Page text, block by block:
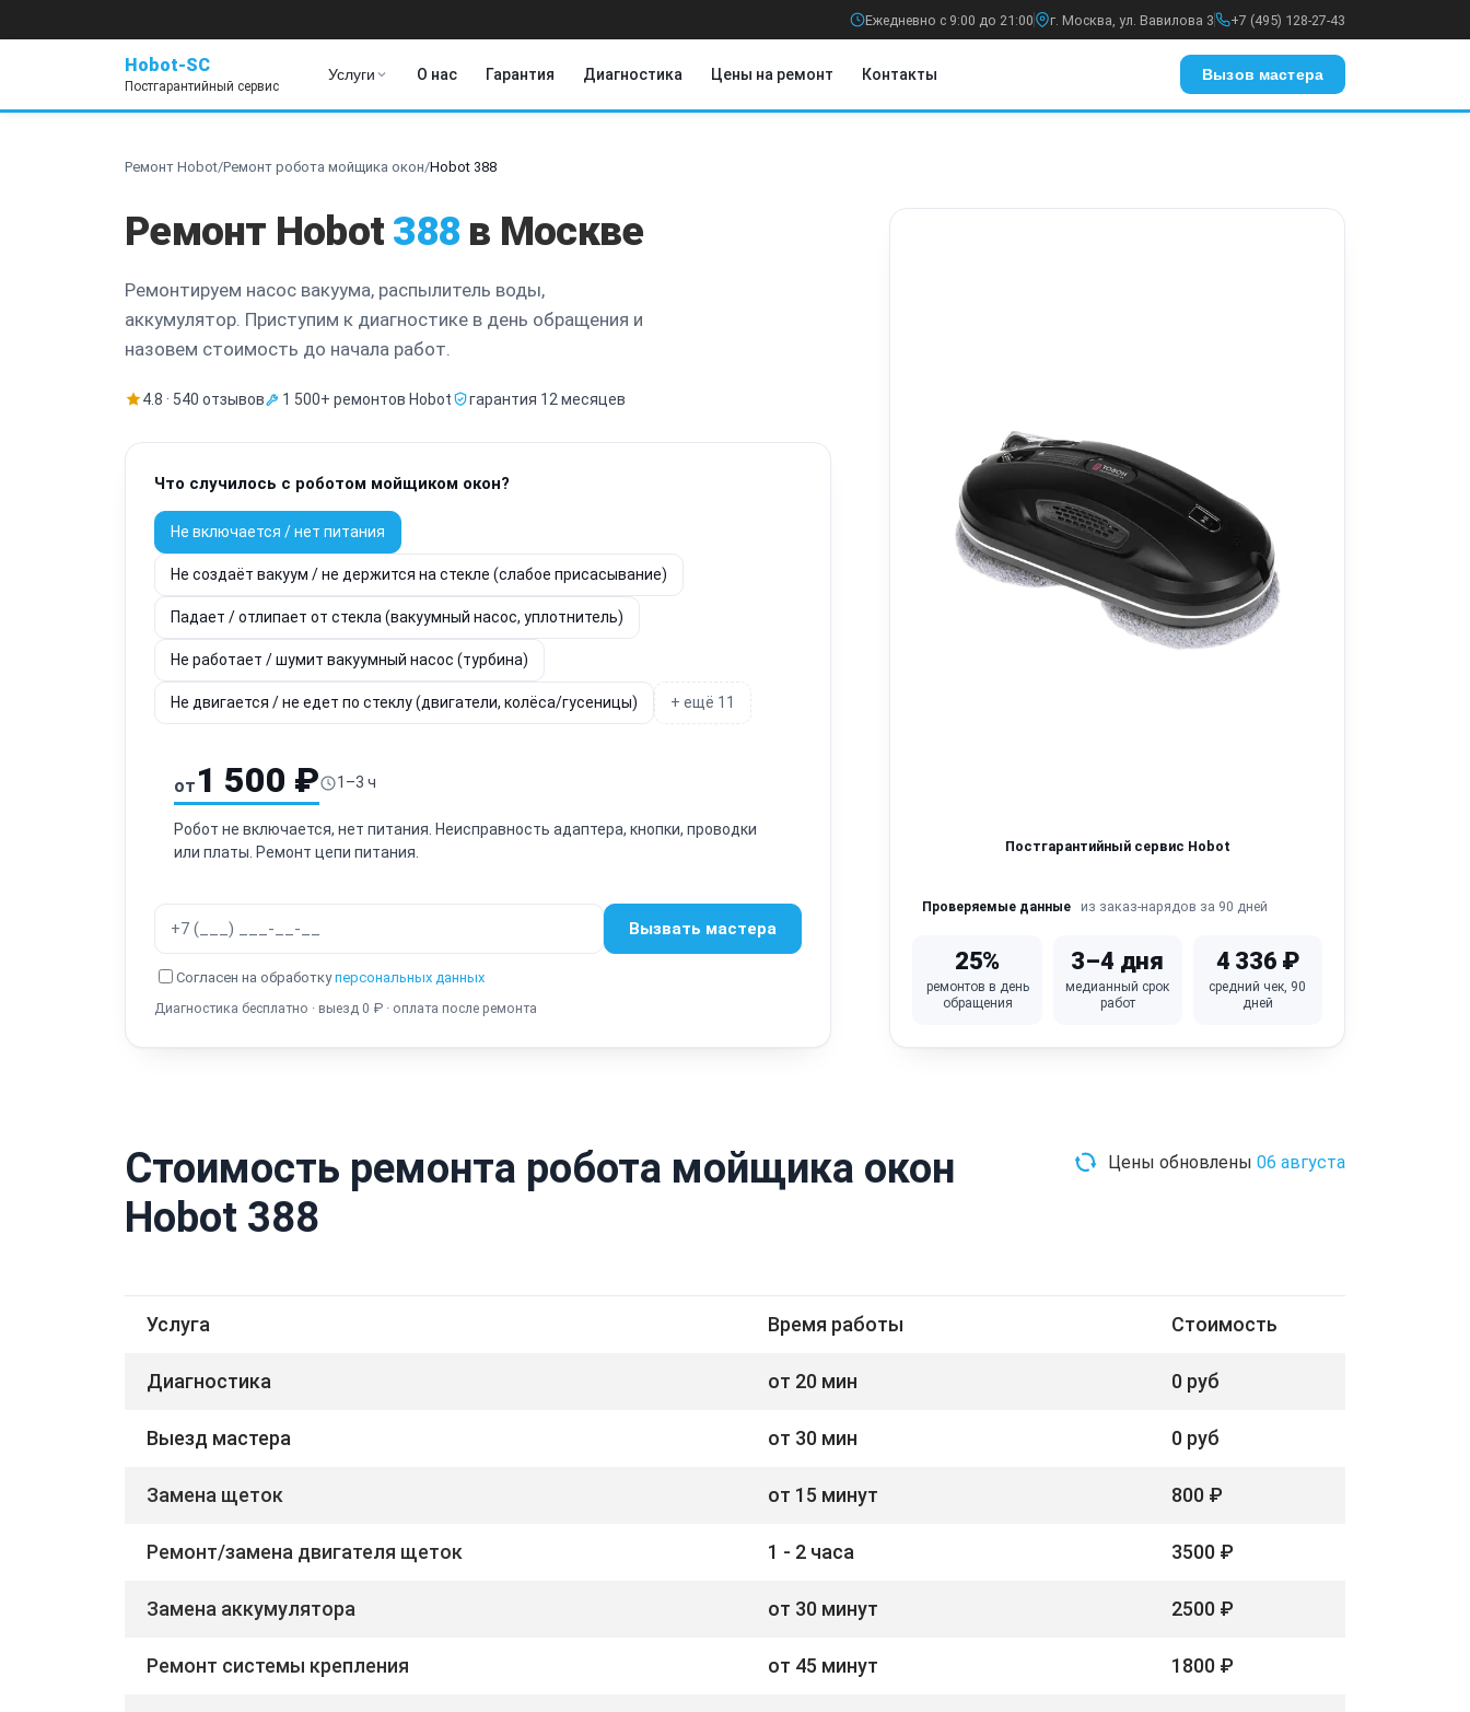
Ежедневно с 9:00 до 21:00 г. Москва, ул. Вавилова 3 +7 (495) 128-27-43
Hobot-SC
Постгарантийный сервис
Услуги О нас Гарантия Диагностика Цены на ремонт Контакты Вызов мастера
Ремонт Hobot/Ремонт робота мойщика окон/Hobot 388
Ремонт Hobot 388 в Москве
Ремонтируем насос вакуума, распылитель воды,
аккумулятор. Приступим к диагностике в день обращения и
назовем стоимость до начала работ.
4.8 · 540 отзывов 1 500+ ремонтов Hobot гарантия 12 месяцев
Что случилось с роботом мойщиком окон?
Не включается / нет питания
Не создаёт вакуум / не держится на стекле (слабое присасывание)
Падает / отлипает от стекла (вакуумный насос, уплотнитель)
Не работает / шумит вакуумный насос (турбина)
Не двигается / не едет по стеклу (двигатели, колёса/гусеницы) + ещё 11
от 1 500 ₽ 1–3 ч
Робот не включается, нет питания. Неисправность адаптера, кнопки, проводки
или платы. Ремонт цепи питания.
Вызвать мастера
Согласен на обработкуперсональных данных
Диагностика бесплатно · выезд 0 ₽ · оплата после ремонта
Постгарантийный сервис Hobot
Проверяемые данные из заказ-нарядов за 90 дней
25%
ремонтов в день
обращения
3–4 дня
медианный срок
работ
4 336 ₽
средний чек, 90
дней
Стоимость ремонта робота мойщика окон
Hobot 388
Цены обновлены 06 августа
Услуга Время работы Стоимость
Диагностика от 20 мин 0 руб
Выезд мастера от 30 мин 0 руб
Замена щеток от 15 минут 800 ₽
Ремонт/замена двигателя щеток 1 - 2 часа 3500 ₽
Замена аккумулятора от 30 минут 2500 ₽
Ремонт системы крепления от 45 минут 1800 ₽